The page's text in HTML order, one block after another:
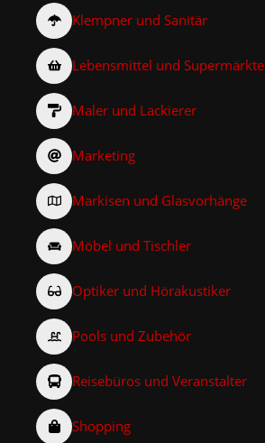
Klempner und Sanitär
Lebensmittel und Supermärkte
Maler und Lackierer
Marketing
Markisen und Glasvorhänge
Möbel und Tischler
Optiker und Hörakustiker
Pools und Zubehör
Reisebüros und Veranstalter
Shopping